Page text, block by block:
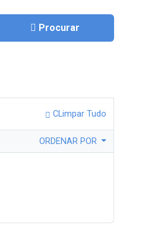
Procurar
CLimpar Tudo
ORDENAR POR